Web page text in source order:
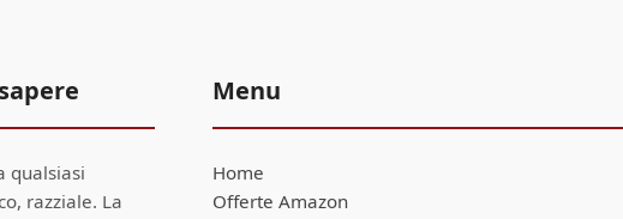
qualsiasi
razziale. La
Menu
Home
Offerte Amazon